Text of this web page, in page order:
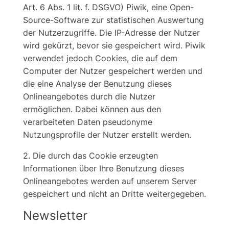
Art. 6 Abs. 1 lit. f. DSGVO) Piwik, eine Open-
Source-Software zur statistischen Auswertung
der Nutzerzugriffe. Die IP-Adresse der Nutzer
wird gekürzt, bevor sie gespeichert wird. Piwik
verwendet jedoch Cookies, die auf dem
Computer der Nutzer gespeichert werden und
die eine Analyse der Benutzung dieses
Onlineangebotes durch die Nutzer
ermöglichen. Dabei können aus den
verarbeiteten Daten pseudonyme
Nutzungsprofile der Nutzer erstellt werden.
2. Die durch das Cookie erzeugten
Informationen über Ihre Benutzung dieses
Onlineangebotes werden auf unserem Server
gespeichert und nicht an Dritte weitergegeben.
Newsletter